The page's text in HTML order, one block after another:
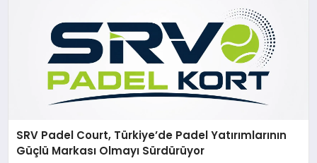
SRV Padel Court, Türkiye’de Padel Yatırımlarının
Güçlü Markası Olmayı Sürdürüyor